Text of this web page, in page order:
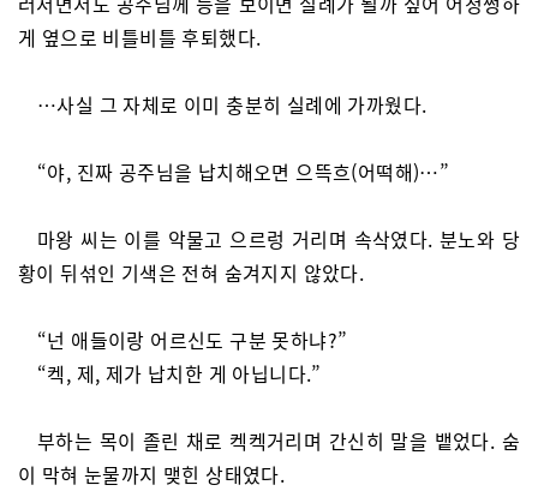
게 옆으로 비틀비틀 후퇴했다.
…사실 그 자체로 이미 충분히 실례에 가까웠다.
“야, 진짜 공주님을 납치해오면 으뜩흐(어떡해)…”
마왕 씨는 이를 악물고 으르렁 거리며 속삭였다. 분노와 당
황이 뒤섞인 기색은 전혀 숨겨지지 않았다.
“넌 애들이랑 어르신도 구분 못하냐?”
“켁, 제, 제가 납치한 게 아닙니다.”
부하는 목이 졸린 채로 켁켁거리며 간신히 말을 뱉었다. 숨
이 막혀 눈물까지 맺힌 상태였다.